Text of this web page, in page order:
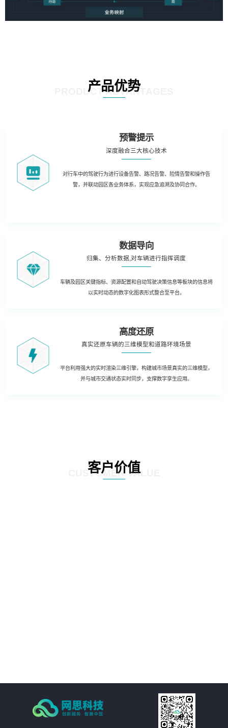
产品优势
PRODUCT ADVANTAGES
预警提示
深度融合三大核心技术
对行车中的驾驶行为进行设备告警、路况告警、险情告警和操作告
警，并联动园区各业务体系，实现应急追溯及协同合作。
数据导向
归集、分析数据,对车辆进行指挥调度
车辆及园区关键指标、资源配置和自动驾驶决策信息等板块的信息将
以实时动态的数字化图表形式整合至平台。
高度还原
真实还原车辆的三维模型和道路环境场景
平台利用强大的实时渲染三维引擎，构建城市场景真实的三维模型，
并与城市交通状态实时同步，支撑数字孪生应用。
客户价值
CUSTOMER VALUE